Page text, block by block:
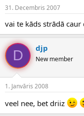
31. Decembris 2007
vai te kāds strādā caur
D djp
New member
1. Janvāris 2008
veel nee, bet driiz